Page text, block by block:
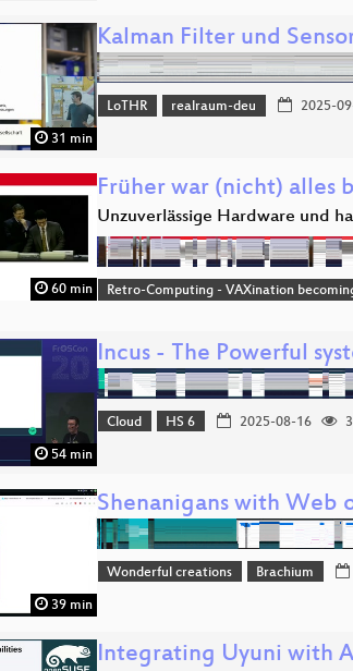
31 min
Kalman Filter und
LoTHR realraum-deu 2025-
60 min
Früher war (nicht) alles
Unzuverlässige Hardware und
Retro-Computing - VAXination
54 min
Incus - The Powerful
Cloud HS 6 2025-08-16
39 min
Shenanigans with Web
Wonderful creations Brachium
Integrating Uyuni with